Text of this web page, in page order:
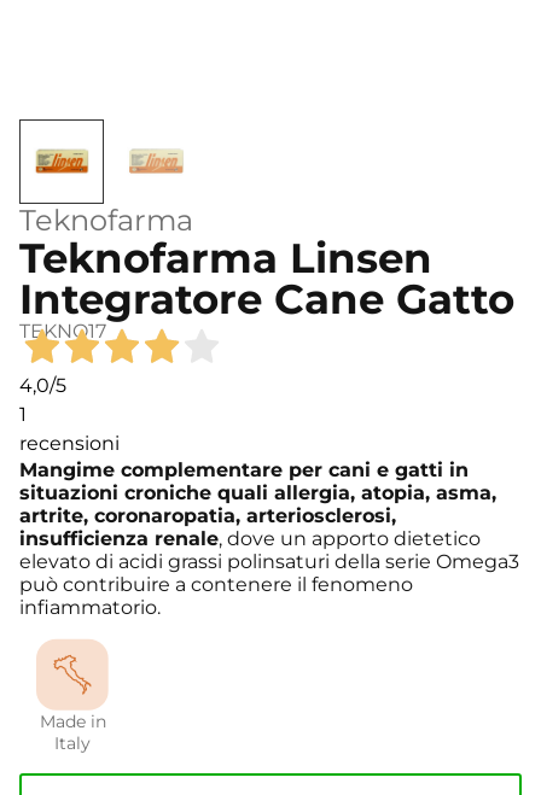
Teknofarma
Teknofarma Linsen
Integratore Cane Gatto
TEKNO17
4,0/5
1
recensioni
Mangime complementare per cani e gatti in
situazioni croniche quali allergia, atopia, asma,
artrite, coronaropatia, arteriosclerosi,
insufficienza renale, dove un apporto dietetico
elevato di acidi grassi polinsaturi della serie Omega3
può contribuire a contenere il fenomeno
infiammatorio.
Made in
Italy